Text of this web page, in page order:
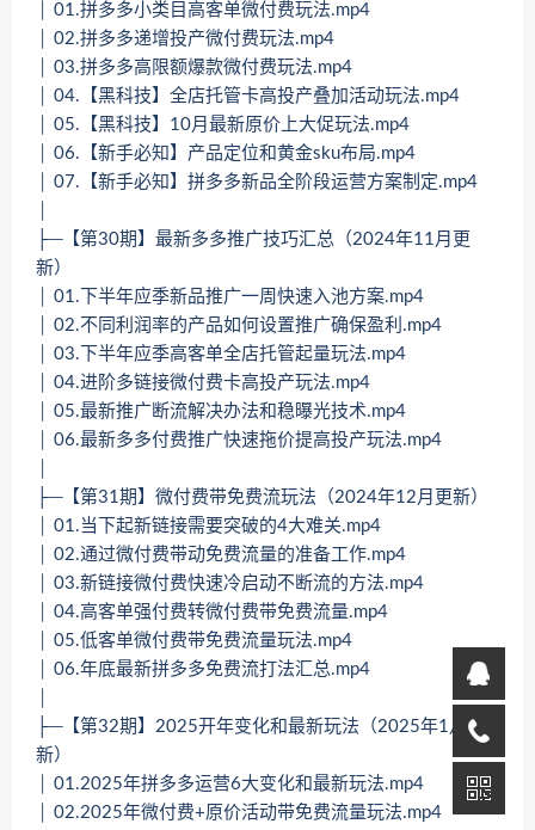
│ 01.拼多多小类目高客单微付费玩法.mp4
│ 02.拼多多递增投产微付费玩法.mp4
│ 03.拼多多高限额爆款微付费玩法.mp4
│ 04.【黑科技】全店托管卡高投产叠加活动玩法.mp4
│ 05.【黑科技】10月最新原价上大促玩法.mp4
│ 06.【新手必知】产品定位和黄金sku布局.mp4
│ 07.【新手必知】拼多多新品全阶段运营方案制定.mp4
├─【第30期】最新多多推广技巧汇总（2024年11月更
新）
│ 01.下半年应季新品推广一周快速入池方案.mp4
│ 02.不同利润率的产品如何设置推广确保盈利.mp4
│ 03.下半年应季高客单全店托管起量玩法.mp4
│ 04.进阶多链接微付费卡高投产玩法.mp4
│ 05.最新推广断流解决办法和稳曝光技术.mp4
│ 06.最新多多付费推广快速拖价提高投产玩法.mp4
├─【第31期】微付费带免费流玩法（2024年12月更新）
│ 01.当下起新链接需要突破的4大难关.mp4
│ 02.通过微付费带动免费流量的准备工作.mp4
│ 03.新链接微付费快速冷启动不断流的方法.mp4
│ 04.高客单强付费转微付费带免费流量.mp4
│ 05.低客单微付费带免费流量玩法.mp4
│ 06.年底最新拼多多免费流打法汇总.mp4
├─【第32期】2025开年变化和最新玩法（2025年1月更
新）
│ 01.2025年拼多多运营6大变化和最新玩法.mp4
│ 02.2025年微付费+原价活动带免费流量玩法.mp4